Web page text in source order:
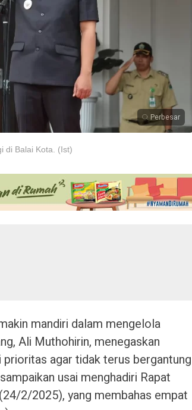
Perbesar
di Balai Kota. (Ist)
mandiri dalam mengelola
Ali Muthohirin, menegaskan
agar tidak terus bergantung
usai menghadiri Rapat
2/2025), yang membahas empat